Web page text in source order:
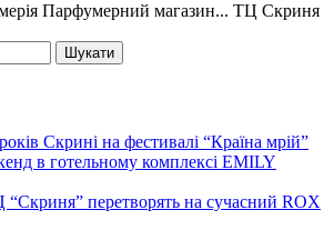
Парфумерний магазин... ТЦ Скриня
Скрині на фестивалі “Країна мрій”
в готельному комплексі EMILY
“Скриня” перетворять на сучасний ROX